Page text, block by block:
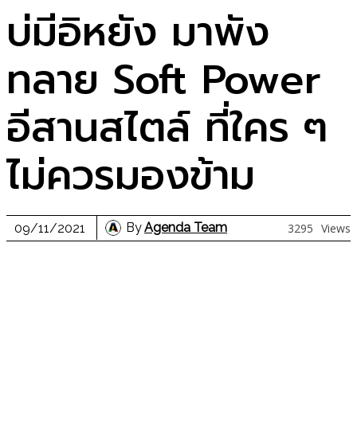
บ่มีอิหยัง มาพัง
ทลาย Soft Power
อีสานสไตล์ ที่ใคร ๆ
ไม่ควรมองข้าม
09/11/2021 ByAgenda Team 3295 Views